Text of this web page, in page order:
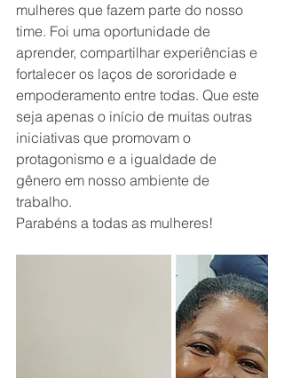
mulheres que fazem parte do nosso
time. Foi uma oportunidade de
aprender, compartilhar experiências e
fortalecer os laços de sororidade e
empoderamento entre todas. Que este
seja apenas o início de muitas outras
iniciativas que promovam o
protagonismo e a igualdade de
gênero em nosso ambiente de
trabalho.
Parabéns a todas as mulheres!